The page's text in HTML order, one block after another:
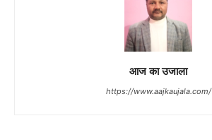
आज का उजाला
https://www.aajkaujala.com/